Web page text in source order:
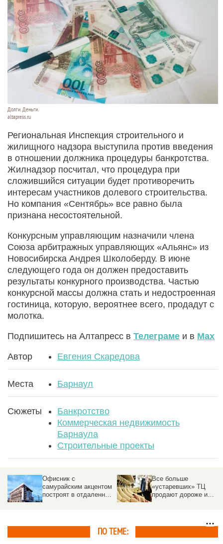
Долги. Деньги.
altapress.ru
Региональная Инспекция строительного и
жилищного надзора выступила против введения
в отношении должника процедуры банкротства.
Жилнадзор посчитал, что процедура при
сложившийся ситуации будет противоречить
интересам участников долевого строительства.
Но компания «Сентябрь» все равно была
признана несостоятельной.
Конкурсным управляющим назначили члена
Союза арбитражных управляющих «Альянс» из
Новосибирска Андрея Школоберду. В июне
следующего года он должен предоставить
результаты конкурного производства. Частью
конкурсной массы должна стать и недостроенная
гостиница, которую, вероятнее всего, продадут с
молотка.
Подпишитесь на Алтапресс в Телеграме и в Max
Автор Евгения Скаредова
Места Барнаул
Сюжеты
Банкротство
Коммерческая недвижимость
Барнаула
Строительные проекты
Все больше
«устаревших» ТЦ
продают дороже и
«Озон» стал выдавать
ипотеку бизнесменам
— повлияет ли это на
ПО ТЕМЕ: